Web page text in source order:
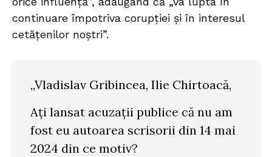
continuare împotriva corupției și în interesul
cetățenilor noștri”.
„Vladislav Gribincea, Ilie Chirtoacă,
Ați lansat acuzații publice că nu am
fost eu autoarea scrisorii din 14 mai
2024 din ce motiv?